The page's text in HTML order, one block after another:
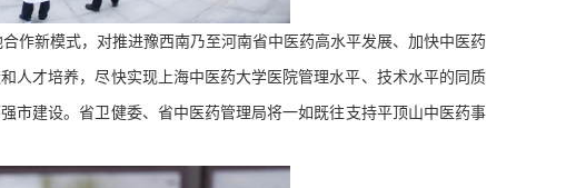
作新模式，对推进豫西南乃至河南省中医药高水平发展、加快中医药
人才培养，尽快实现上海中医药大学医院管理水平、技术水平的同质
市建设。省卫健委、省中医药管理局将一如既往支持平顶山中医药事